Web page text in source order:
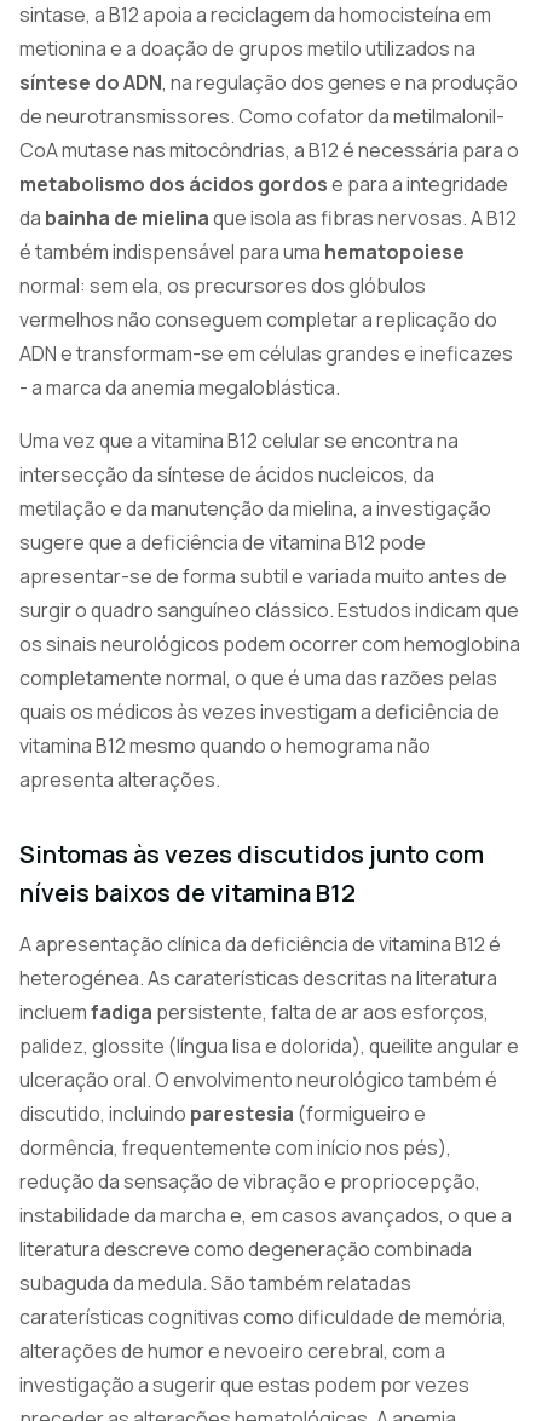
sintase, a B12 apoia a reciclagem da homocisteína em
metionina e a doação de grupos metilo utilizados na
síntese do ADN, na regulação dos genes e na produção
de neurotransmissores. Como cofator da metilmalonil-
CoA mutase nas mitocôndrias, a B12 é necessária para o
metabolismo dos ácidos gordose para a integridade
da bainha de mielinaque isola as fibras nervosas. A B12
é também indispensável para uma hematopoiese
normal: sem ela, os precursores dos glóbulos
vermelhos não conseguem completar a replicação do
ADN e transformam-se em células grandes e ineficazes
- a marca da anemia megaloblástica.
Uma vez que a vitamina B12 celular se encontra na
intersecção da síntese de ácidos nucleicos, da
metilação e da manutenção da mielina, a investigação
sugere que a deficiência de vitamina B12 pode
apresentar-se de forma subtil e variada muito antes de
surgir o quadro sanguíneo clássico. Estudos indicam que
os sinais neurológicos podem ocorrer com hemoglobina
completamente normal, o que é uma das razões pelas
quais os médicos às vezes investigam a deficiência de
vitamina B12 mesmo quando o hemograma não
apresenta alterações.
Sintomas às vezes discutidos junto com
níveis baixos de vitamina B12
A apresentação clínica da deficiência de vitamina B12 é
heterogénea. As caraterísticas descritas na literatura
incluemfadiga persistente, falta de ar aos esforços,
palidez, glossite (língua lisa e dolorida), queilite angular e
ulceração oral. O envolvimento neurológico também é
discutido, incluindo parestesia (formigueiro e
dormência, frequentemente com início nos pés),
redução da sensação de vibração e propriocepção,
instabilidade da marcha e, em casos avançados, o que a
literatura descreve como degeneração combinada
subaguda da medula. São também relatadas
caraterísticas cognitivas como dificuldade de memória,
alterações de humor e nevoeiro cerebral, com a
investigação a sugerir que estas podem por vezes